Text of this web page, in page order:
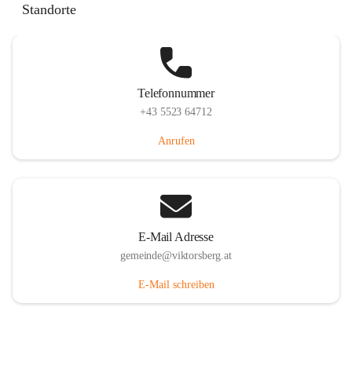
Standorte
Telefonnummer
+43 5523 64712
Anrufen
E-Mail Adresse
gemeinde@viktorsberg.at
E-Mail schreiben